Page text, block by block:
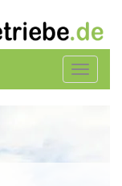
Toggle